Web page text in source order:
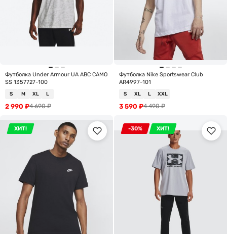
Футболка Under Armour UA ABC CAMO
SS 1357727-100
S M XL L
4 690₽
2 990 ₽
Футболка Nike Sportswear Club
AR4997-101
S XL L XXL
4 490₽
3 590 ₽
ХИТ! -30% ХИТ!